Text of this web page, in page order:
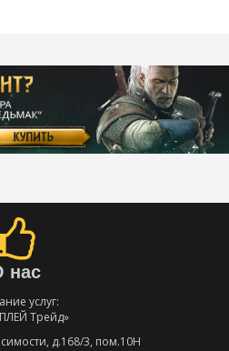
нас
услуг:
Трейд»
д.168/3, пом.10Н